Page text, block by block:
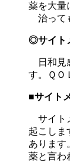
薬を大量
治って
◎サイト
日和見
す。ＱＯ
■サイト
サイト
起こしま
あります
薬と言わ